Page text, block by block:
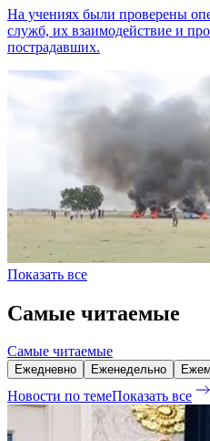
На учениях были проверены
служб, их взаимодействие и
пострадавших.
Показать все
Самые читаемые
Самые читаемые
Ежедневно Еженедельно
Новости по темеПоказать все